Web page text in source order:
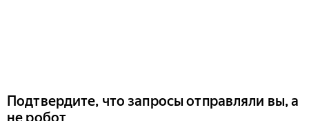
Подтвердите, что запросы отправляли вы, а